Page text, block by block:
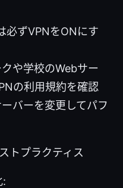
必ずVPNをONにす
や学校のWebサー
の利用規約を確認
バーを変更してパフ
トプラクティス
: